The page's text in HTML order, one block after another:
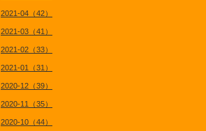
2021-04（42）
2021-03（41）
2021-02（33）
2021-01（31）
2020-12（39）
2020-11（35）
2020-10（44）